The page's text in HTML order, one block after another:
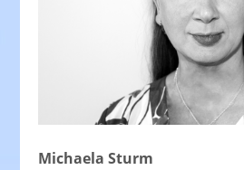
Michaela Sturm